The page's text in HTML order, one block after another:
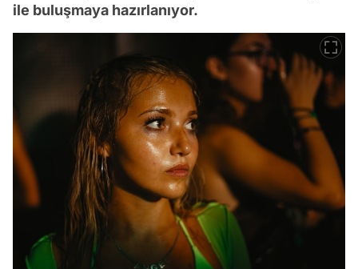
ile buluşmaya hazırlanıyor.